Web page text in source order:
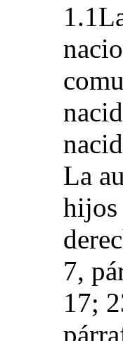
La
hijos
7,
17;